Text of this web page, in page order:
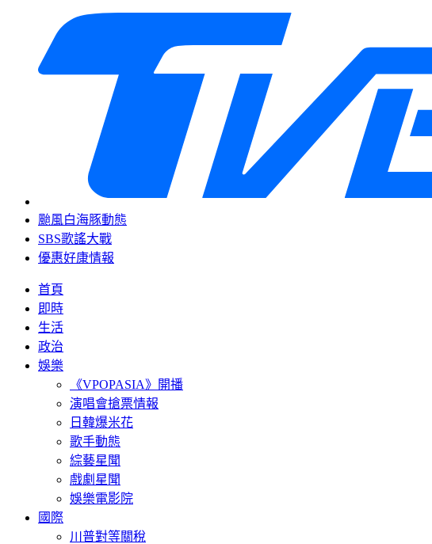
颱風白海豚動態
SBS歌謠大戰
優惠好康情報
首頁
即時
生活
政治
娛樂
《VPOPASIA》開播
演唱會搶票情報
日韓爆米花
歌手動態
綜藝星聞
戲劇星聞
娛樂電影院
國際
川普對等關稅